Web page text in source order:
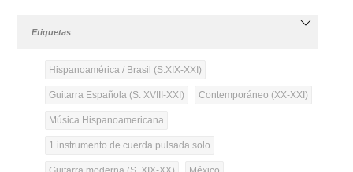
Etiquetas
Hispanoamérica / Brasil (S.XIX-XXI)
Guitarra Española (S. XVIII-XXI) Contemporáneo (XX-XXI)
Música Hispanoamericana
1 instrumento de cuerda pulsada solo